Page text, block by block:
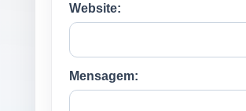
Website:
Mensagem: